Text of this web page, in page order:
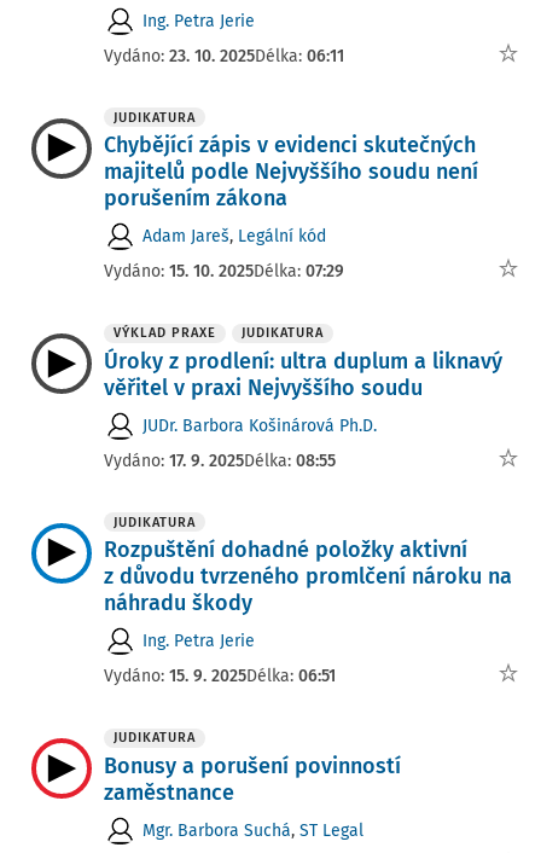
Ing. Petra Jerie
Vydáno: 23. 10. 2025Délka: 06:11
JUDIKATURA
Chybějící zápis v evidenci skutečných
majitelů podle Nejvyššího soudu není
porušením zákona
Adam Jareš, Legální kód
Vydáno: 15. 10. 2025Délka: 07:29
VÝKLAD PRAXE JUDIKATURA
Úroky z prodlení: ultra duplum a liknavý
věřitel v praxi Nejvyššího soudu
JUDr. Barbora Košinárová Ph.D.
Vydáno: 17. 9. 2025Délka: 08:55
JUDIKATURA
Rozpuštění dohadné položky aktivní
z důvodu tvrzeného promlčení nároku na
náhradu škody
Ing. Petra Jerie
Vydáno: 15. 9. 2025Délka: 06:51
JUDIKATURA
Bonusy a porušení povinností
zaměstnance
Mgr. Barbora Suchá, ST Legal